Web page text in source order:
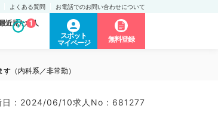
よくある質問 お電話でのお問い合わせについて
近見た求人
1
スポット
マイページ
無料登録
（内科系／非常勤）
日 : 2024/06/10求人No : 681277